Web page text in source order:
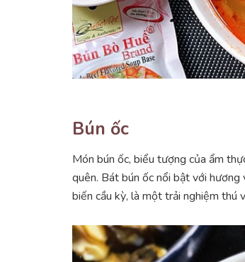
Bún ốc
Món bún ốc, biểu tượng của ẩm
quên. Bát bún ốc nổi bật với
biến cầu kỳ, là một trải nghiệm thú